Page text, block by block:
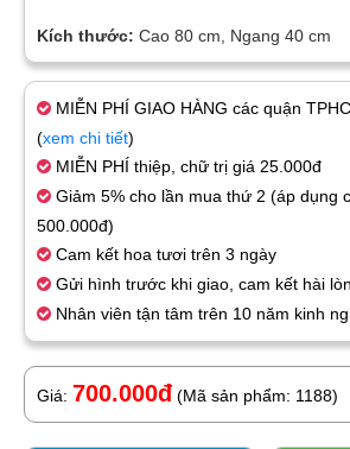
Kích thước: Cao 80 cm, Ngang 40 cm
MIỄN PHÍ GIAO HÀNG các quận
(xem chi tiết)
MIỄN PHÍ thiệp, chữ trị giá 25.000đ
Giảm 5% cho lần mua thứ 2 (áp dụng
500.000đ)
Cam kết hoa tươi trên 3 ngày
Gửi hình trước khi giao, cam kết hài
Nhân viên tận tâm trên 10 năm kinh
Giá: 700.000đ (Mã sản phẩm: 1188)